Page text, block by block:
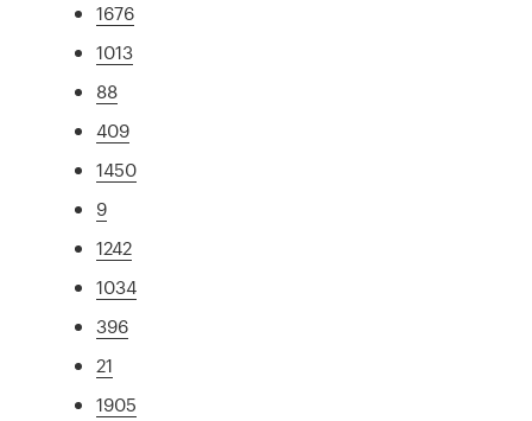
1676
1013
88
409
1450
9
1242
1034
396
21
1905